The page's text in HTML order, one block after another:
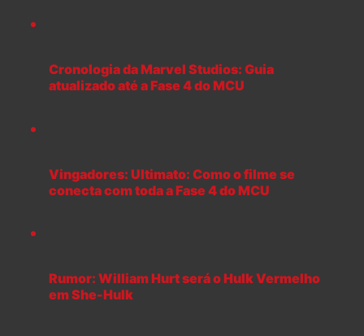
Cronologia da Marvel Studios: Guia
atualizado até a Fase 4 do MCU
Vingadores: Ultimato: Como o filme se
conecta com toda a Fase 4 do MCU
Rumor: William Hurt será o Hulk Vermelho
em She-Hulk